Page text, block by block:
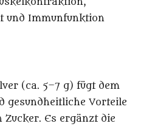
und Immunfunktion
(ca. 5–7 g) fügt dem
gesundheitliche Vorteile
Es ergänzt die